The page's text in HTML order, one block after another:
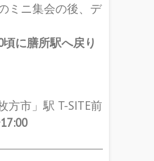
ミニ集会の後、デ
頃に膳所駅へ戻り
方市」駅 T-SITE前